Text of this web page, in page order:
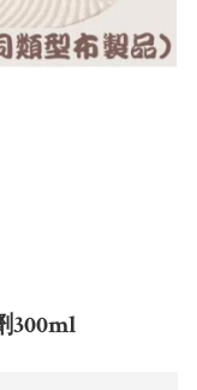
300ml